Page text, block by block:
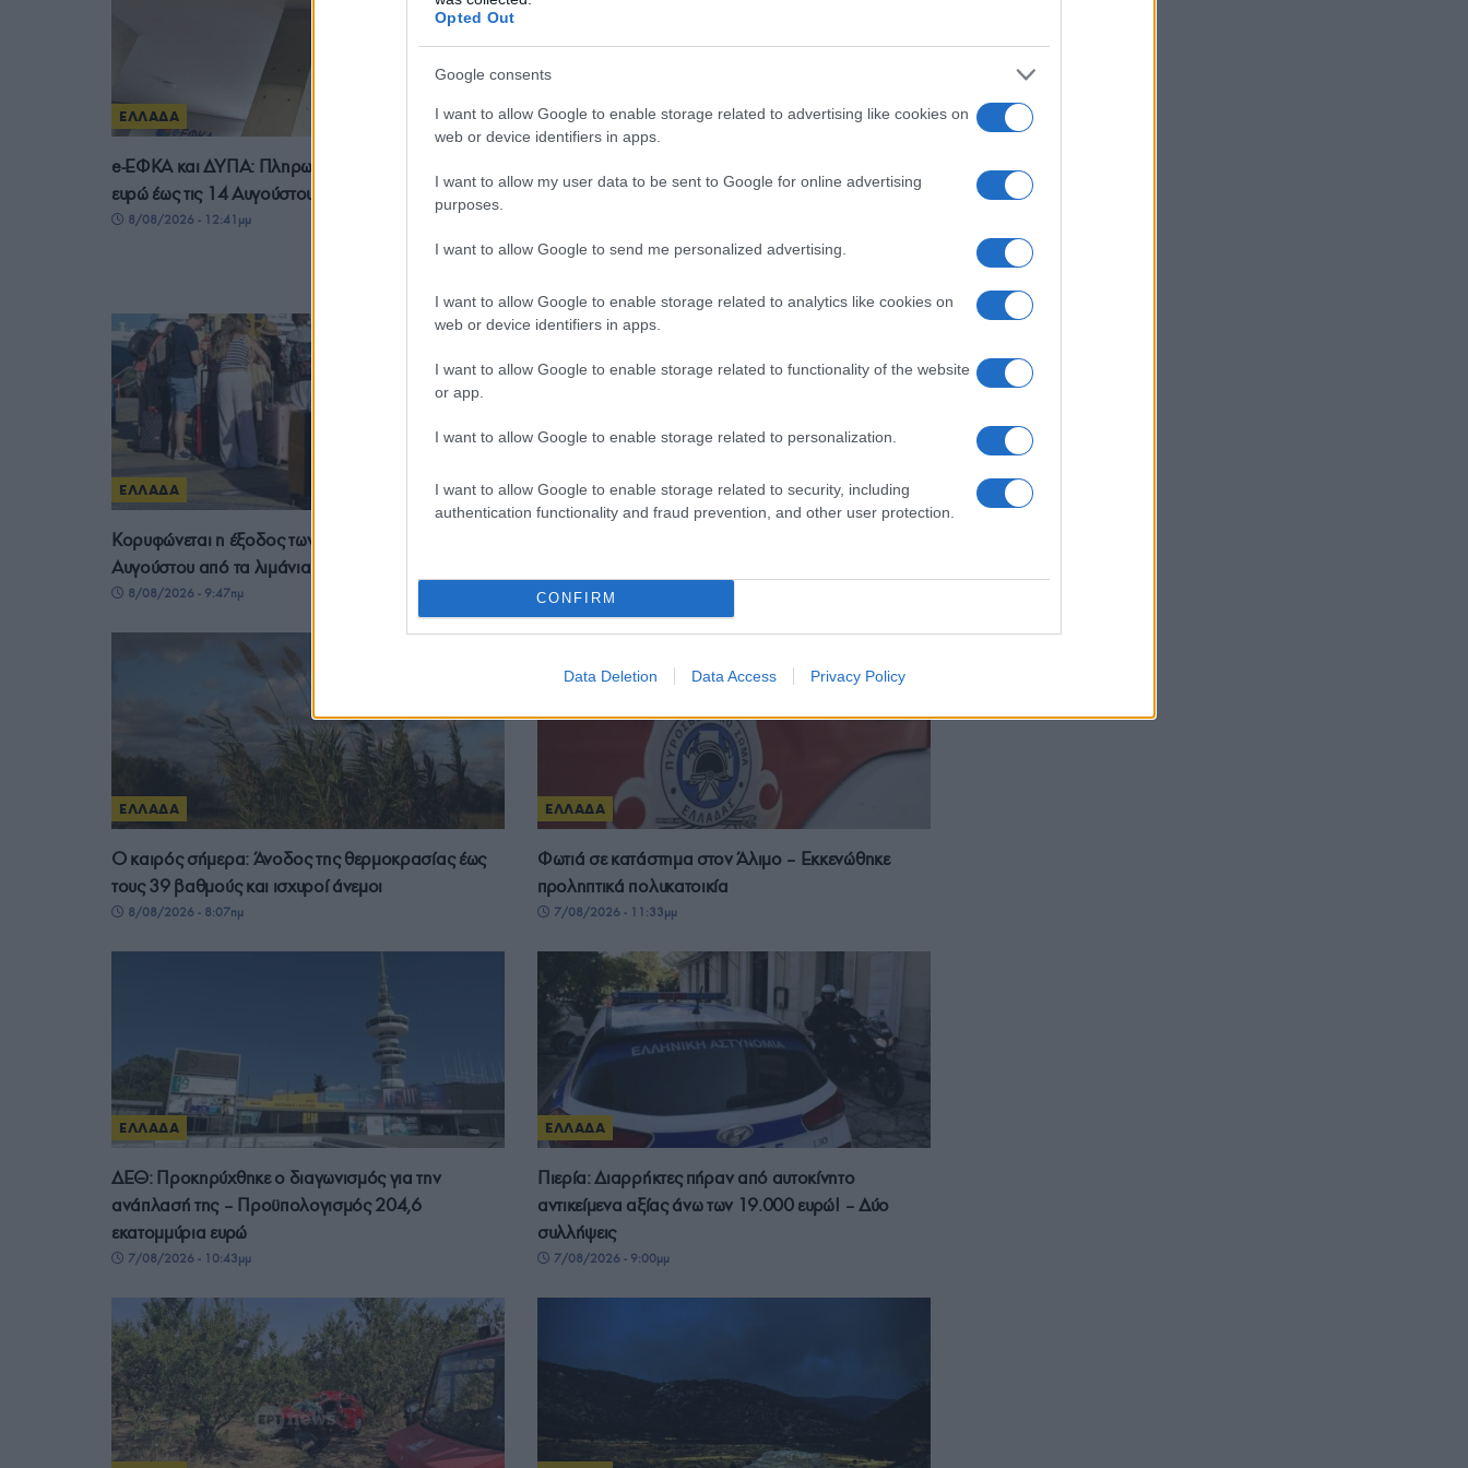
Opted Out
Google consents
I want to allow Google to enable storage related to advertising like cookies on
web or device identifiers in apps.
I want to allow my user data to be sent to Google for online advertising
purposes.
I want to allow Google to send me personalized advertising.
I want to allow Google to enable storage related to analytics like cookies on
web or device identifiers in apps.
I want to allow Google to enable storage related to functionality of the website
or app.
I want to allow Google to enable storage related to personalization.
I want to allow Google to enable storage related to security, including
authentication functionality and fraud prevention, and other user protection.
CONFIRM
Data Deletion Data Access Privacy Policy
ΕΛΛΑΔΑ
e-ΕΦΚΑ και ΔΥΠΑ: Πληρωμές 56,7 εκατομμυρίων
ευρώ έως τις 14 Αυγούστου
8/08/2026 - 12:41μμ
ΕΛΛΑΔΑ
συναπάντημα διοργανώνει ο Πολιτιστικός
Ρίζες»
ΕΛΛΑΔΑ
Κορυφώνεται η έξοδος των αδειούχων του
Αυγούστου από τα λιμάνια της Αττικής
8/08/2026 - 9:47πμ
ΕΛΛΑΔΑ
8/08/2026 - 8:57πμ
ΕΛΛΑΔΑ
Ο καιρός σήμερα: Άνοδος της θερμοκρασίας έως
τους 39 βαθμούς και ισχυροί άνεμοι
8/08/2026 - 8:07πμ
ΕΛΛΑΔΑ
Φωτιά σε κατάστημα στον Άλιμο – Εκκενώθηκε
προληπτικά πολυκατοικία
7/08/2026 - 11:33μμ
ΕΛΛΑΔΑ
ΔΕΘ: Προκηρύχθηκε ο διαγωνισμός για την
ανάπλασή της – Προϋπολογισμός 204,6
εκατομμύρια ευρώ
7/08/2026 - 10:43μμ
ΕΛΛΑΔΑ
Πιερία: Διαρρήκτες πήραν από αυτοκίνητο
αντικείμενα αξίας άνω των 19.000 ευρώ! – Δύο
συλλήψεις
7/08/2026 - 9:00μμ